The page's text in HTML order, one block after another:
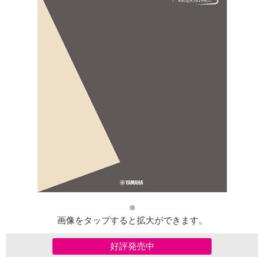
画像をタップすると拡大ができます。
好評発売中